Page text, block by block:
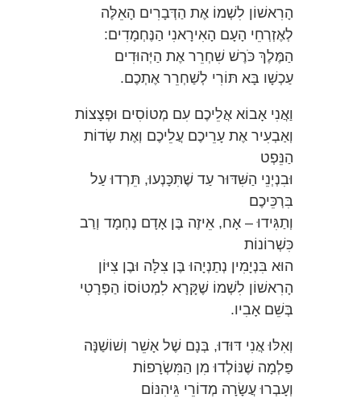
הָרִאשׁוֹן לִשְׁמוֹ אֶת הַדְּבָרִים הָאֵלֶּה
לְאֶזְרְחֵי הָעָם הָאִירָאנִי הַנֶּחְמָדִים:
הַמֶּלֶךְ כֹּרֶשׁ שִׁחְרֵר אֶת הַיְּהוּדִים
עַכְשָׁו בָּא תּוֹרִי לְשַׁחְרֵר אֶתְכֶם.
וַאֲנִי אָבוֹא אֲלֵיכֶם עִם מְטוֹסִים וּפְצָצוֹת
וְאַבְעִיר אֶת עָרֵיכֶם עֲלֵיכֶם וְאֶת שְׂדוֹת
הַנֵּפְט
וּבִנְיְנֵי הַשִּׁדּוּר עַד שֶׁתִּכָּנְעוּ, תֵּרְדוּ עַל
בִּרְכֵּיכֶם
וְתַגִּידוּ – אָח, אֵיזֶה בֶּן אָדָם נֶחְמָד וְרַב
כִּשְׁרוֹנוֹת
הוּא בִּנְיָמִין נְתַנְיָהוּ בֶּן צִלָּה וּבֶן צִיּוֹן
הָרִאשׁוֹן לִשְׁמוֹ שֶׁקָּרָא לִמְטוֹסוֹ הַפְּרָטִי
בְּשֵׁם אָבִיו.
וְאִלּוּ אֲנִי דּוּדוּ, בְּנָם שֶׁל אָשֵׁר וְשׁוֹשַׁנָּה
פַּלְמָה שֶׁנּוֹלְדוּ מִן הַמִּשְׂרָפוֹת
וְעָבְרוּ עֲשָׂרָה מְדוֹרֵי גֵּיהִנּוֹם